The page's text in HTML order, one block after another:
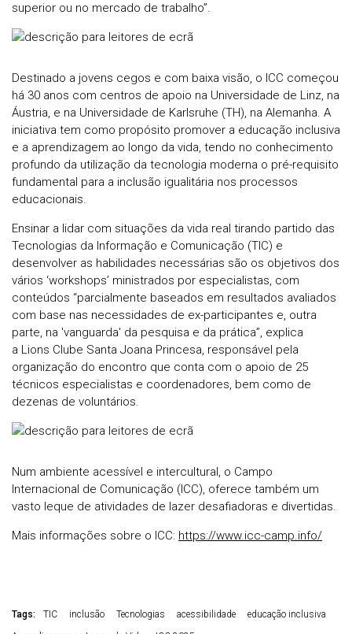
superior ou no mercado de trabalho”.
Destinado a jovens cegos e com baixa visão, o ICC começou
há 30 anos com centros de apoio na Universidade de Linz, na
Áustria, e na Universidade de Karlsruhe (TH), na Alemanha. A
iniciativa tem como propósito promover a educação inclusiva
e a aprendizagem ao longo da vida, tendo no conhecimento
profundo da utilização da tecnologia moderna o pré-requisito
fundamental para a inclusão igualitária nos processos
educacionais.
Ensinar a lidar com situações da vida real tirando partido das
Tecnologias da Informação e Comunicação (TIC) e
desenvolver as habilidades necessárias são os objetivos dos
vários ‘workshops’ ministrados por especialistas, com
conteúdos “parcialmente baseados em resultados avaliados
com base nas necessidades de ex-participantes e, outra
parte, na 'vanguarda' da pesquisa e da prática”, explica
a Lions Clube Santa Joana Princesa, responsável pela
organização do encontro que conta com o apoio de 25
técnicos especialistas e coordenadores, bem como de
dezenas de voluntários.
Num ambiente acessível e intercultural, o Campo
Internacional de Comunicação (ICC), oferece também um
vasto leque de atividades de lazer desafiadoras e divertidas.
Mais informações sobre o ICC: https://www.icc-camp.info/
Tags: TIC inclusão Tecnologias acessibilidade
educação inclusiva